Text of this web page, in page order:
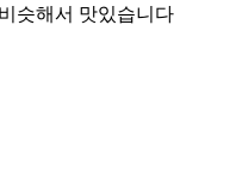
슷해서 맛있습니다